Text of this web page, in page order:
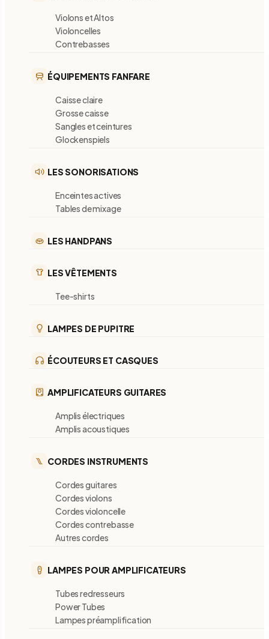
Violons et Altos
Violoncelles
Contrebasses
ÉQUIPEMENTS FANFARE
Caisse claire
Grosse caisse
Sangles et ceintures
Glockenspiels
LES SONORISATIONS
Enceintes actives
Tables de mixage
LES HANDPANS
LES VÊTEMENTS
Tee-shirts
LAMPES DE PUPITRE
ÉCOUTEURS ET CASQUES
AMPLIFICATEURS GUITARES
Amplis électriques
Amplis acoustiques
CORDES INSTRUMENTS
Cordes guitares
Cordes violons
Cordes violoncelle
Cordes contrebasse
Autres cordes
LAMPES POUR AMPLIFICATEURS
Tubes redresseurs
Power Tubes
Lampes préamplification